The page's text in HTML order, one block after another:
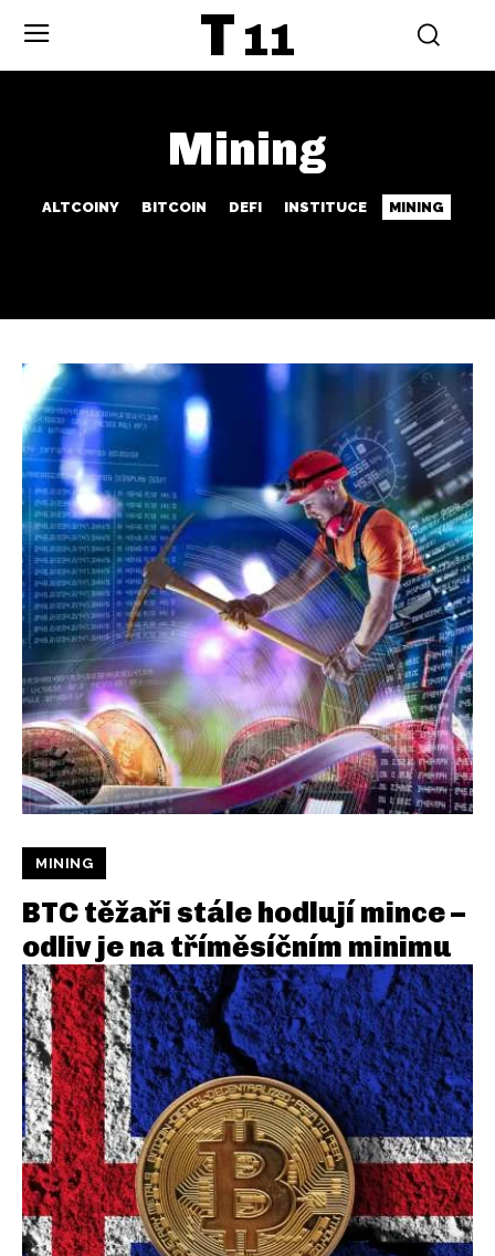
T 11
Mining
ALTCOINY BITCOIN DEFI INSTITUCE MINING
MINING
BTC těžaři stále hodlují mince –
odliv je na tříměsíčním minimu